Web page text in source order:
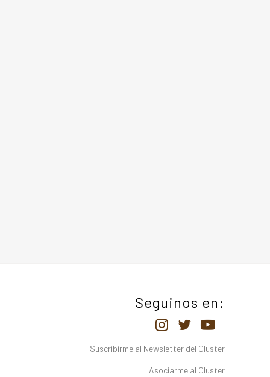
Seguinos en:
Suscribirme al Newsletter del Cluster
Asociarme al Cluster